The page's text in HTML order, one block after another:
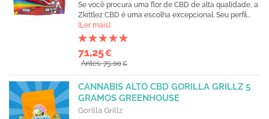
Se você procura uma flor de CBD de alta qualidade, a
Zkittlez CBD é uma escolha excepcional. Seu perfil...
[Ler mais]
71,25€
Antes: 75,00€
CANNABIS ALTO CBD GORILLA GRILLZ 5
GRAMOS GREENHOUSE
Gorilla Grillz